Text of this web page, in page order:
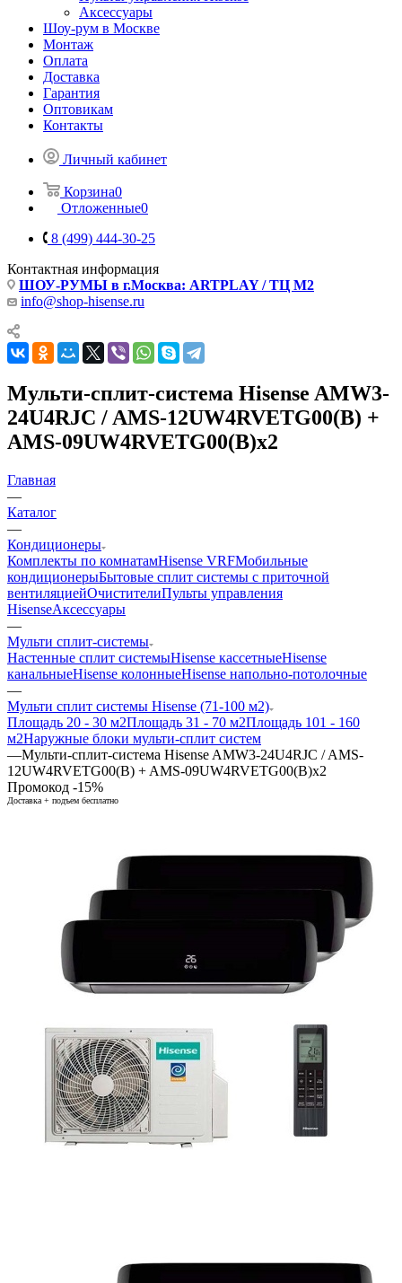
Аксессуары
Шоу-рум в Москве
Монтаж
Оплата
Доставка
Гарантия
Оптовикам
Контакты
Личный кабинет
Корзина0
Отложенные0
8 (499) 444-30-25
Контактная информация
ШОУ-РУМЫ в г.Москва: ARTPLAY / ТЦ М2
info@shop-hisense.ru
Мульти-сплит-система Hisense AMW3-
24U4RJC / AMS-12UW4RVETG00(B) +
AMS-09UW4RVETG00(B)x2
Главная
—
Каталог
—
Кондиционеры
Комплекты по комнатамHisense VRFМобильные
кондиционерыБытовые сплит системы с приточной
вентиляциейОчистителиПульты управления
HisenseАксессуары
—
Мульти сплит-системы
Настенные сплит системыHisense кассетныеHisense
канальныеHisense колонныеHisense напольно-потолочные
—
Мульти сплит системы Hisense (71-100 м2)
Площадь 20 - 30 м2Площадь 31 - 70 м2Площадь 101 - 160
м2Наружные блоки мульти-сплит систем
—Мульти-сплит-система Hisense AMW3-24U4RJC / AMS-
12UW4RVETG00(B) + AMS-09UW4RVETG00(B)x2
Промокод -15%
Доставка + подъем бесплатно